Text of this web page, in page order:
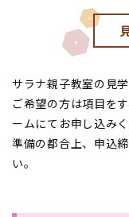
サラナ親子教室の見
ご希望の方は項目を
ームにてお申し込みく
準備の都合上、申込
い。